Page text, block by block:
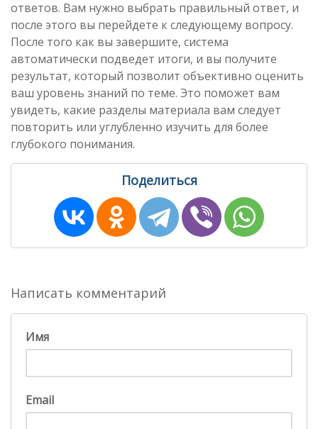
ответов. Вам нужно выбрать правильный ответ, и
после этого вы перейдете к следующему вопросу.
После того как вы завершите, система
автоматически подведет итоги, и вы получите
результат, который позволит объективно оценить
ваш уровень знаний по теме. Это поможет вам
увидеть, какие разделы материала вам следует
повторить или углубленно изучить для более
глубокого понимания.
Поделиться
Написать комментарий
Имя
Email